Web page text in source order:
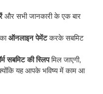
और सभी जानकारी के एक बार
ऑनलाइन पेमेंटकरके सबमिट
सबमिट की स्लिपमिल जाएगी,
यह आपके भविष्य में काम आ